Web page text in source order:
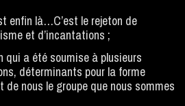
enfin là…C’est le rejeton de
et d’incantations ;
qui a été soumise à plusieurs
déterminants pour la forme
nous le groupe que nous sommes